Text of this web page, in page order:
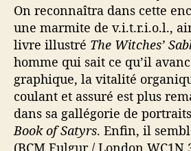
On reconnaîtra dans cette
une marmite de v.i.t.r.i.o.l.,
livre illustré The Witches’
homme qui sait ce qu’il
graphique, la vitalité
coulant et assuré est plus
dans sa gallégorie de
Book of Satyrs. Enfin, il
(BCM Fulgur / London WC1N